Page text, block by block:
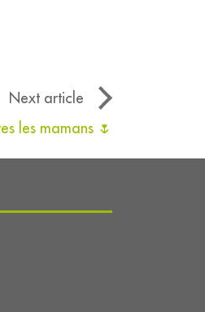
Next article
les mamans 🌷